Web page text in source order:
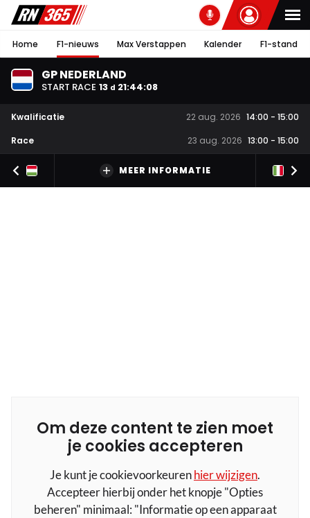
Home F1-nieuws Max Verstappen Kalender F1-stand
GP NEDERLAND
START RACE 13 d 21:44:07
Kwalificatie 22 aug. 2026 14:00 - 15:00
Race
23 aug. 2026 13:00 - 15:00
MEER INFORMATIE
Om deze content te zien moet
je cookies accepteren
Je kunt je cookievoorkeurenhier wijzigen.
Accepteer hierbij onder het knopje "Opties
beheren" minimaal: "Informatie op een apparaat